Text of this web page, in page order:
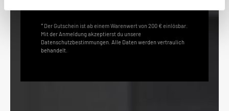
* Der Gutschein ist ab einem Warenwert von 200 € einlösbar.
Mit der Anmeldung akzeptierst du unsere
Datenschutzbestimmungen. Alle Daten werden vertraulich
behandelt.